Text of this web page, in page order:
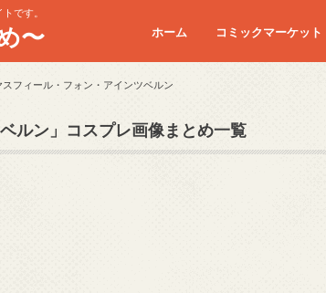
です。
〜 ホーム コミックマーケット
コミケC90
コミケC91
コミケC92
コミケC93
コミケC94
コミケC95
スフィール・フォン・アインツベルン
ルン」コスプレ画像まとめ一覧